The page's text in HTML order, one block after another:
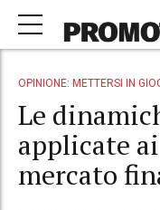
OPINIONE: METTERSI IN
Le
applicate
mercato